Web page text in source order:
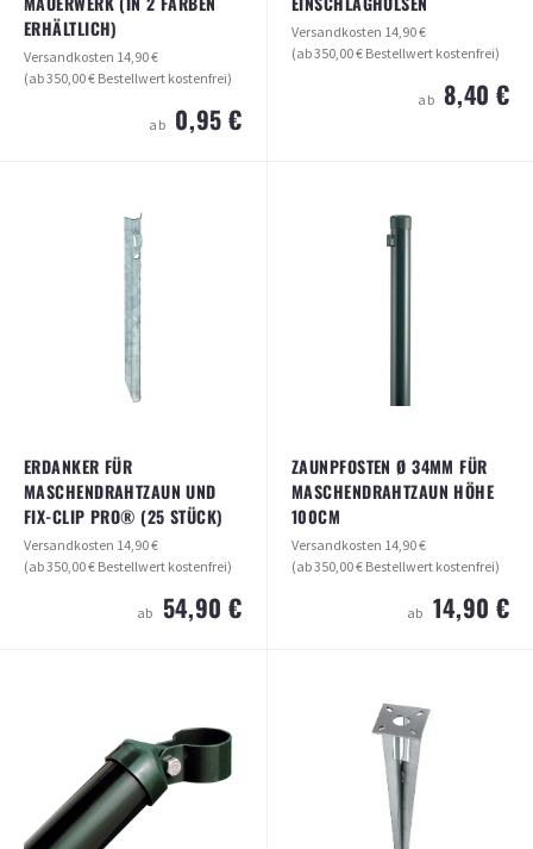
ERHÄLTLICH)
Versandkosten 14,90 €
(ab 350,00 € Bestellwert kostenfrei)
ab 0,95 €
SEITLICH AN MAUERWERK (IN 2
FARBEN ERHÄLTLICH)
14,90 €
(ab 350,00 € Bestellwert kostenfrei)
Versandkosten 14,90 €
(ab 350,00 € Bestellwert kostenfrei)
ab 8,40 €
VERKÜRZT FÜR EINSCHLAGHÜLSEN
14,90 €
ERDANKER FÜR
MASCHENDRAHTZAUN UND
FIX-CLIP PRO® (25 STÜCK)
Versandkosten 14,90 €
(ab 350,00 € Bestellwert kostenfrei)
ab 54,90 €
14,90 €
(ab 350,00 € Bestellwert kostenfrei)
ab 54,90 €
ZAUNPFOSTEN Ø 34MM FÜR
MASCHENDRAHTZAUN HÖHE
100CM
Versandkosten 14,90 €
(ab 350,00 € Bestellwert kostenfrei)
ab 14,90 €
Versandkosten 14,90 €
(ab 350,00 € Bestellwert kostenfrei)
ab
ARTIKEL ANSEHEN